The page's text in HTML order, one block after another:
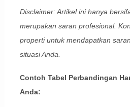
Disclaimer: Artikel ini hanya
merupakan saran profesional.
properti untuk mendapatkan
situasi Anda.
Contoh Tabel Perbandingan
Anda: